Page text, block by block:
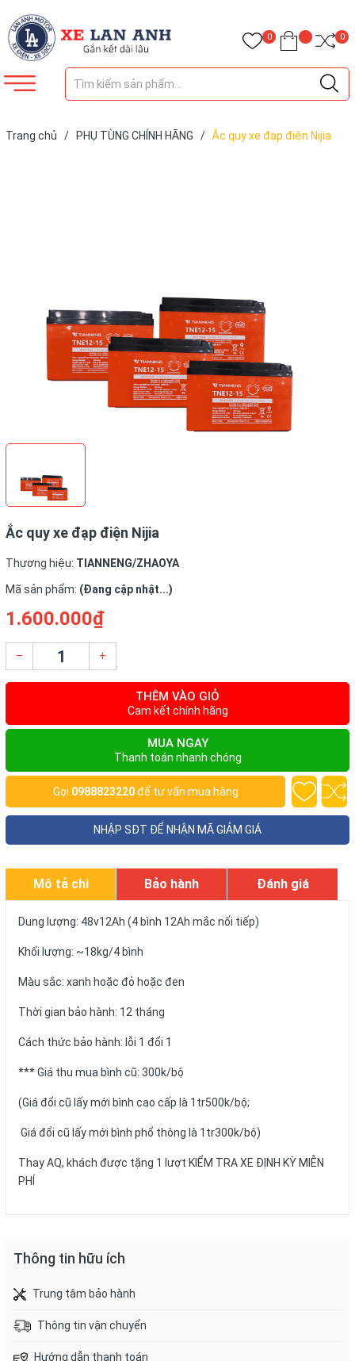
0 0
Trang chủ / PHỤ TÙNG CHÍNH HÃNG / Ắc quy xe đạp điện Nijia
Ắc quy xe đạp điện Nijia
Thương hiệu: TIANNENG/ZHAOYA
Mã sản phẩm: (Đang cập nhật...)
1.600.000₫
– +
THÊM VÀO GIỎ
Cam kết chính hãng
MUA NGAY
Thanh toán nhanh chóng
Gọi 0988823220để tư vấn mua hàng
NHẬP SĐT ĐỂ NHẬN MÃ GIẢM GIÁ
Mô tả chi
tiết
Bảo hành Đánh giá
Dung lượng: 48v12Ah (4 bình 12Ah mắc nối tiếp)
Khối lượng: ~18kg/4 bình
Màu sắc: xanh hoặc đỏ hoặc đen
Thời gian bảo hành: 12 tháng
Cách thức bảo hành: lỗi 1 đổi 1
*** Giá thu mua bình cũ: 300k/bộ
(Giá đổi cũ lấy mới bình cao cấp là 1tr500k/bộ;
Giá đổi cũ lấy mới bình phổ thông là 1tr300k/bộ)
Thay AQ, khách được tặng 1 lượt KIỂM TRA XE ĐỊNH KỲ MIỄN
PHÍ
Thông tin hữu ích
Trung tâm bảo hành
Thông tin vận chuyển
Hướng dẫn thanh toán